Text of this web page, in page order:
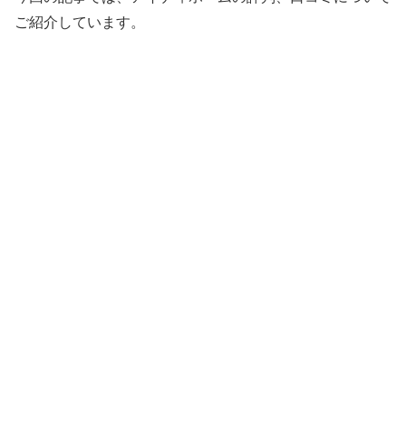
ご紹介しています。